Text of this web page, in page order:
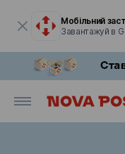
Мобільний
Завантажуй в